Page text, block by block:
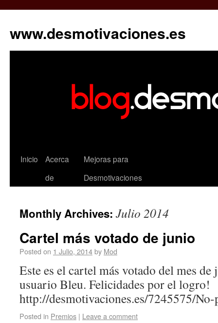
www.desmotivaciones.es
Inicio
Acerca
de
Mejoras para
Desmotivaciones
Monthly Archives: Julio 2014
Cartel más votado de junio
Posted on 1 Julio, 2014by Mod
Este es el cartel más votado del mes
usuario Bleu. Felicidades por el logro!
http://desmotivaciones.es/7245575/
Posted in Premios | Leave a comment